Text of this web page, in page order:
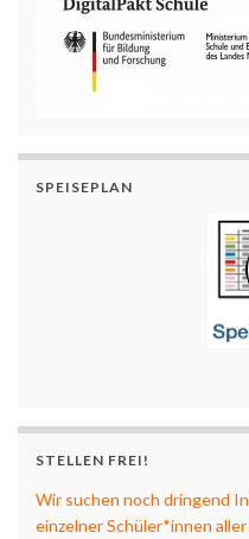
SPEISEPLAN
STELLEN FREI!
Wir suchen noch dringend
einzelner Schüler*innen